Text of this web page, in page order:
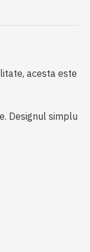
acesta este
Designul simplu